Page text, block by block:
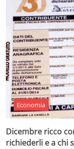
Economia
Dicembre ricco
richiederli e a chi